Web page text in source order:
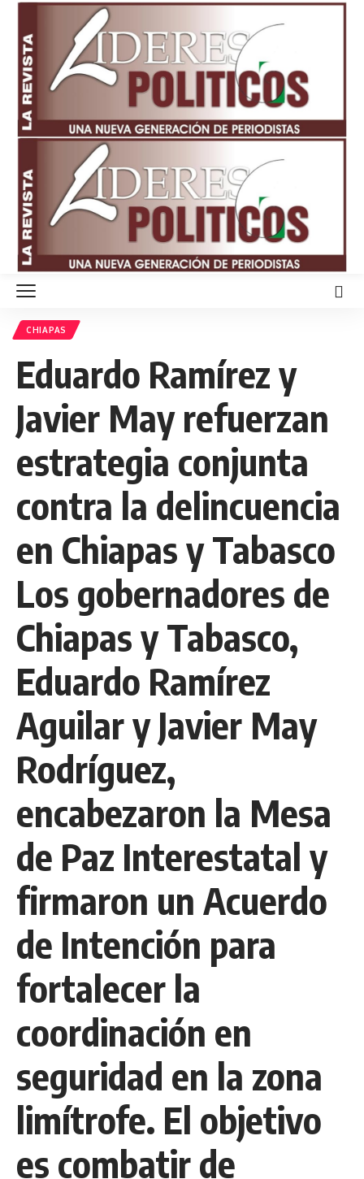
CHIAPAS
Eduardo Ramírez y
Javier May refuerzan
estrategia conjunta
contra la delincuencia
en Chiapas y Tabasco
Los gobernadores de
Chiapas y Tabasco,
Eduardo Ramírez
Aguilar y Javier May
Rodríguez,
encabezaron la Mesa
de Paz Interestatal y
firmaron un Acuerdo
de Intención para
fortalecer la
coordinación en
seguridad en la zona
limítrofe. El objetivo
es combatir de